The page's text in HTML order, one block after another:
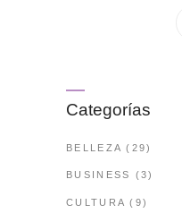
Categorías
BELLEZA (29)
BUSINESS (3)
CULTURA (9)